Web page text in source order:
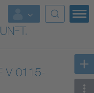
V 0115-